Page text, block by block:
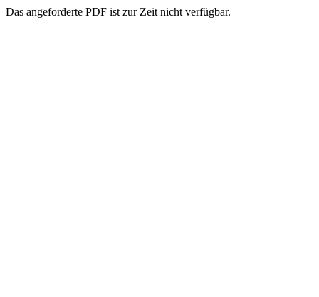
Das angeforderte PDF ist zur Zeit nicht verfügbar.